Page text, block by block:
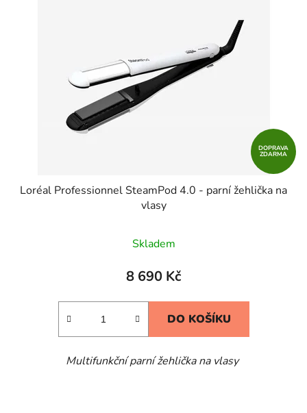
DOPRAVA
ZDARMA
Loréal Professionnel SteamPod 4.0 - parní žehlička na
vlasy
Skladem
8 690 Kč
DO KOŠÍKU
Multifunkční parní žehlička na vlasy